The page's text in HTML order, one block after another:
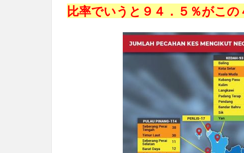
比率でいうと９４．５％がこの